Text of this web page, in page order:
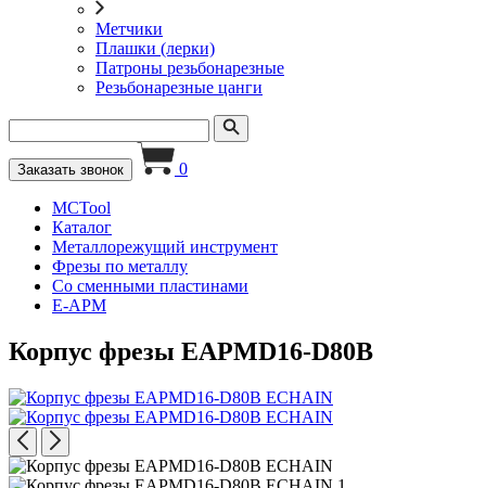
Метчики
Плашки (лерки)
Патроны резьбонарезные
Резьбонарезные цанги
Заказать звонок 0
MCTool
Каталог
Металлорежущий инструмент
Фрезы по металлу
Со сменными пластинами
E-APM
Корпус фрезы EAPMD16-D80B